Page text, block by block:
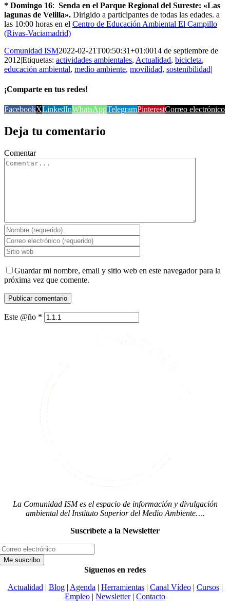
* Domingo 16: Senda en el Parque Regional del Sureste: «Las
lagunas de Velilla». Dirigido a participantes de todas las edades. a
las 10:00 horas en el Centro de Educación Ambiental El Campillo
(Rivas-Vaciamadrid)
Comunidad ISM2022-02-21T00:50:31+01:0014 de septiembre de
2012|Etiquetas: actividades ambientales, Actualidad, bicicleta,
educación ambiental, medio ambiente, movilidad, sostenibilidad|
¡Comparte en tus redes!
FacebookXLinkedInWhatsAppTelegramPinterestCorreo electrónico
Deja tu comentario
Comentar
Guardar mi nombre, email y sitio web en este navegador para la
próxima vez que comente.
Este @ño *
La Comunidad ISM es el espacio de información y divulgación
ambiental del Instituto Superior del Medio Ambiente….
Suscríbete a la Newsletter
Síguenos en redes
Actualidad | Blog| Agenda | Herramientas| Canal Vídeo| Cursos|
Empleo | Newsletter| Contacto